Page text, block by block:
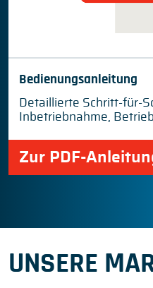
Bedienungsanleitung
Detaillierte Schritt-für-
Inbetriebnahme,
Zur PDF-
UNSERE